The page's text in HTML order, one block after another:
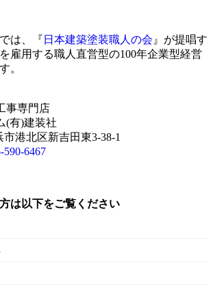
は、『 日本建築塗装職人の会 』が提唱す
雇用する職人直営型の100年企業型経営
。
事専門店
(有)建装社
港北区新吉田東3-38-1
590-6467
は以下をご覧ください